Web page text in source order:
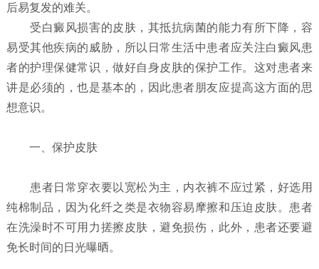
后易复发的难关。
受白癜风损害的皮肤，其抵抗病菌的能力有所下降，容
易受其他疾病的威胁，所以日常生活中患者应关注白癜风患
者的护理保健常识，做好自身皮肤的保护工作。这对患者来
讲是必须的，也是基本的，因此患者朋友应提高这方面的思
想意识。
一、保护皮肤
患者日常穿衣要以宽松为主，内衣裤不应过紧，好选用
纯棉制品，因为化纤之类是衣物容易摩擦和压迫皮肤。患者
在洗澡时不可用力搓擦皮肤，避免损伤，此外，患者还要避
免长时间的日光曝晒。